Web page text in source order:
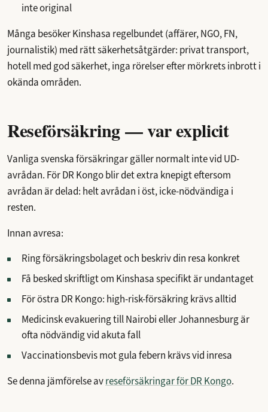
inte original
Många besöker Kinshasa regelbundet (affärer, NGO, FN,
journalistik) med rätt säkerhetsåtgärder: privat transport,
hotell med god säkerhet, inga rörelser efter mörkrets inbrott i
okända områden.
Reseförsäkring — var explicit
Vanliga svenska försäkringar gäller normalt inte vid UD-
avrådan. För DR Kongo blir det extra knepigt eftersom
avrådan är delad: helt avrådan i öst, icke-nödvändiga i
resten.
Innan avresa:
Ring försäkringsbolaget och beskriv din resa konkret
Få besked skriftligt om Kinshasa specifikt är undantaget
För östra DR Kongo: high-risk-försäkring krävs alltid
Medicinsk evakuering till Nairobi eller Johannesburg är
ofta nödvändig vid akuta fall
Vaccinationsbevis mot gula febern krävs vid inresa
Se denna jämförelse avreseförsäkringar för DR Kongo.